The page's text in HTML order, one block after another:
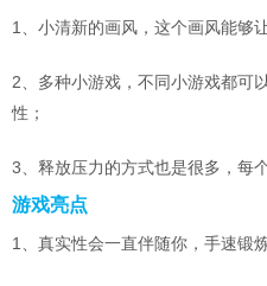
1、小清新的画风，这个画风能够
2、多种小游戏，不同小游戏都可
性；
3、释放压力的方式也是很多，每
游戏亮点
1、真实性会一直伴随你，手速锻